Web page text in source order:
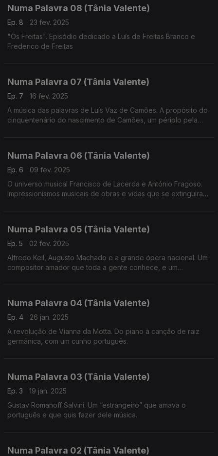
Numa Palavra 08 (Tânia Valente)
Ep. 8
23 fev. 2025
"Os Freitas". Episódio dedicado a Luís de Freitas Branco e
Frederico de Freitas
Numa Palavra 07 (Tânia Valente)
Ep. 7
16 fev. 2025
A música das palavras de Luís Vaz de Camões. A propósito do
cinquentenário do nascimento de Camões, um périplo pela
Numa Palavra 06 (Tânia Valente)
Ep. 6
09 fev. 2025
O universo musical Francisco de Lacerda e António Fragoso.
Impressionismos musicais de obras e vidas que se extinguiram
Numa Palavra 05 (Tânia Valente)
Ep. 5
02 fev. 2025
Alfredo Keil, Augusto Machado e a grande ópera nacional. Um
compositor amador que toda a gente conhece, e um
Numa Palavra 04 (Tânia Valente)
Ep. 4
26 jan. 2025
A revolução de Vianna da Motta. Do piano à canção de raiz
germânica, com um cunho português.
Numa Palavra 03 (Tânia Valente)
Ep. 3
19 jan. 2025
Gustav Romanoff Salvini. Um “estrangeiro” que amava o
português e que quis fazer dele música.
Numa Palavra 02 (Tânia Valente)